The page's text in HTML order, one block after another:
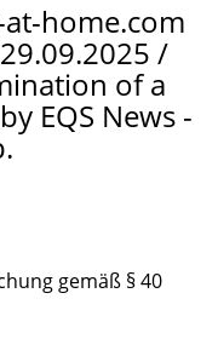
home.com
/
of a
EQS News -
gemäß § 40